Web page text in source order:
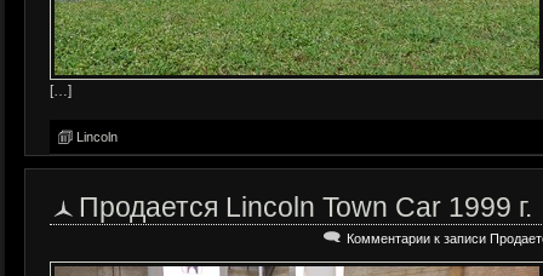
[…]
Lincoln
Продается Lincoln Town Car 1999 г.
Комментарии к записи